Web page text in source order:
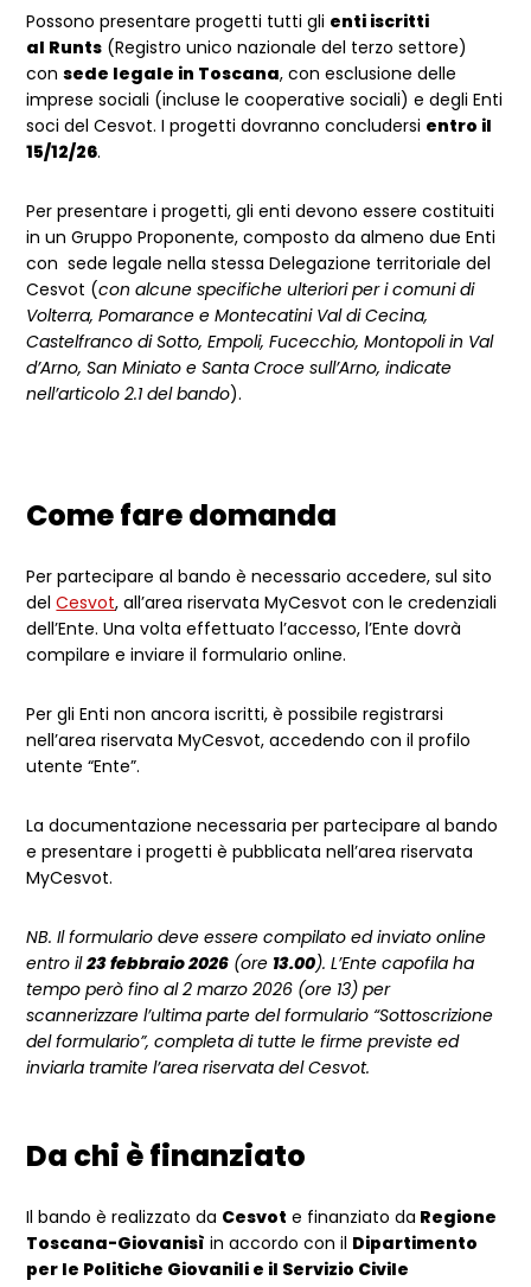
Possono presentare progetti tutti gli enti iscritti
al Runts (Registro unico nazionale del terzo settore)
consede legale in Toscana, con esclusione delle
imprese sociali (incluse le cooperative sociali) e degli Enti
soci del Cesvot. I progetti dovranno concludersi entro il
15/12/26.
Per presentare i progetti, gli enti devono essere costituiti
in un Gruppo Proponente, composto da almeno due Enti
con sede legale nella stessa Delegazione territoriale del
Cesvot (con alcune specifiche ulteriori per i comuni di
Volterra, Pomarance e Montecatini Val di Cecina,
Castelfranco di Sotto, Empoli, Fucecchio, Montopoli in Val
d’Arno, San Miniato e Santa Croce sull’Arno, indicate
nell’articolo 2.1 del bando).
Come fare domanda
Per partecipare al bando è necessario accedere, sul sito
del Cesvot, all’area riservata MyCesvot con le credenziali
dell’Ente. Una volta effettuato l’accesso, l’Ente dovrà
compilare e inviare il formulario online.
Per gli Enti non ancora iscritti, è possibile registrarsi
nell’area riservata MyCesvot, accedendo con il profilo
utente “Ente”.
La documentazione necessaria per partecipare al bando
e presentare i progetti è pubblicata nell’area riservata
MyCesvot.
NB. Il formulario deve essere compilato ed inviato online
entro il 23 febbraio 2026 (ore 13.00). L’Ente capofila ha
tempo però fino al 2 marzo 2026 (ore 13) per
scannerizzare l’ultima parte del formulario “Sottoscrizione
del formulario”, completa di tutte le firme previste ed
inviarla tramite l’area riservata del Cesvot.
Da chi è finanziato
Il bando è realizzato da Cesvot e finanziato da Regione
Toscana-Giovanisì in accordo con il Dipartimento
per le Politiche Giovanili e il Servizio Civile